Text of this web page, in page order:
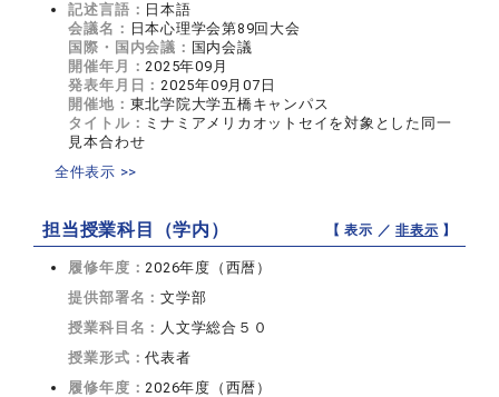
記述言語： 日本語
会議名： 日本心理学会第89回大会
国際・国内会議： 国内会議
開催年月：2025年09月
発表年月日：2025年09月07日
開催地： 東北学院大学五橋キャンパス
タイトル： ミナミアメリカオットセイを対象とした同一
見本合わせ
全件表示 >>
担当授業科目（学内） 【 表示 ／非表示 】
履修年度：2026年度（西暦）
提供部署名：文学部
授業科目名： 人文学総合５０
授業形式：代表者
履修年度：2026年度（西暦）